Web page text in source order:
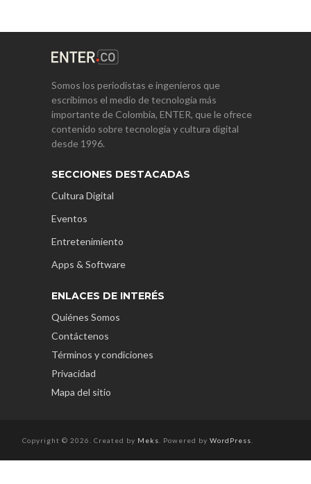
Somos los periodistas e ingenieros que
escribimos el medio de tecnología más
importante de Colombia, ENTER, que le ofrece
contenido sobre tecnología y cultura digital
desde 1996.
SECCIONES DESTACADAS
Cultura Digital
Eventos
Entretenimiento
Apps & Software
ENLACES DE INTERÉS
Quiénes Somos
Contáctenos
Términos y condiciones
Privacidad
Mapa del sitio
Copyright © 2026. Created by Meks . Powered by WordPress